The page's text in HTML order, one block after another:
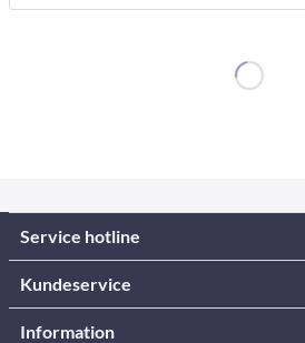
Service hotline
Kundeservice
Information